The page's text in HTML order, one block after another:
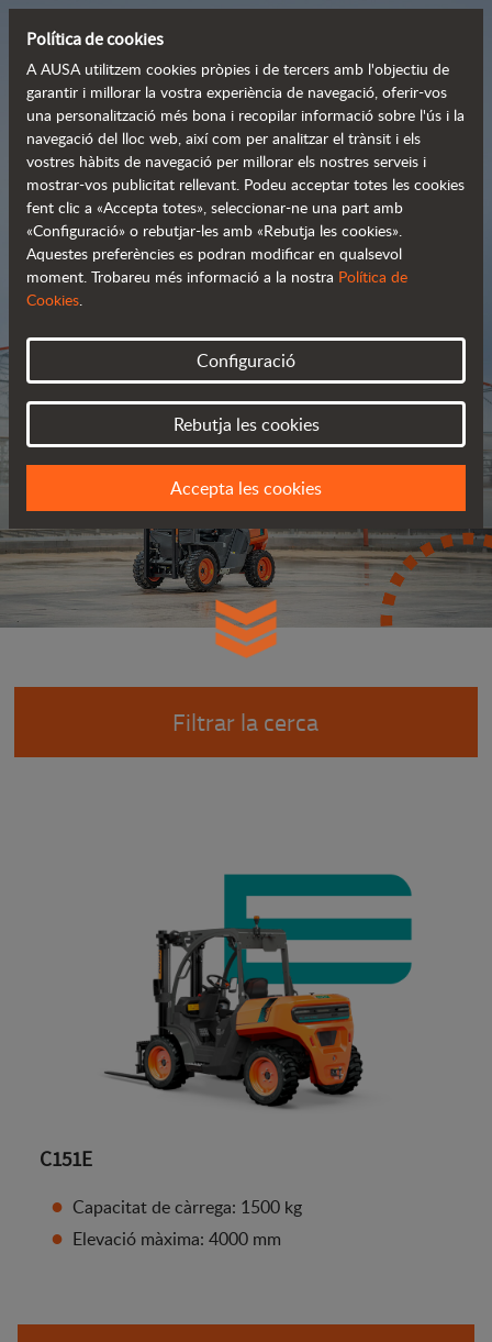
Carretons tot terreny
robustos i avançats
Catàleg
Filtrar la cerca
C151E
Capacitat de càrrega: 1500 kg
Elevació màxima: 4000 mm
Política de cookies
A AUSA utilitzem cookies pròpies i de tercers amb l'objectiu de
garantir i millorar la vostra experiència de navegació, oferir-vos
una personalització més bona i recopilar informació sobre l'ús i la
navegació del lloc web, així com per analitzar el trànsit i els
vostres hàbits de navegació per millorar els nostres serveis i
mostrar-vos publicitat rellevant. Podeu acceptar totes les cookies
fent clic a «Accepta totes», seleccionar-ne una part amb
«Configuració» o rebutjar-les amb «Rebutja les cookies».
Aquestes preferències es podran modificar en qualsevol
moment. Trobareu més informació a la nostra Política de
Cookies.
Configuració
Rebutja les cookies
Accepta les cookies